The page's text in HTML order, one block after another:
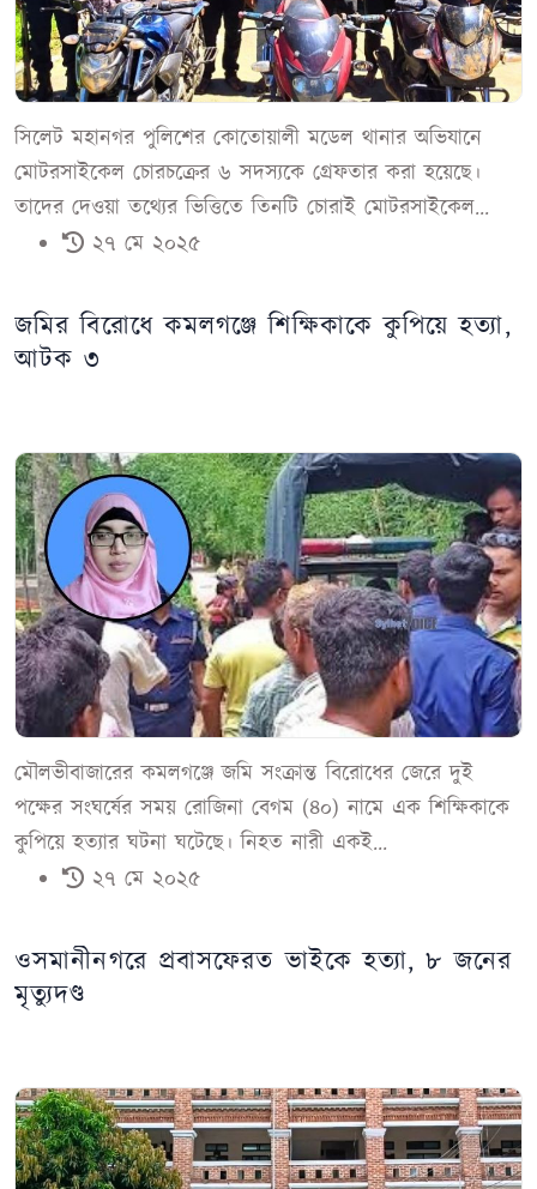
সিলেট মহানগর পুলিশের কোতোয়ালী মডেল থানার অভিযানে
মোটরসাইকেল চোরচক্রের ৬ সদস্যকে গ্রেফতার করা হয়েছে।
তাদের দেওয়া তথ্যের ভিত্তিতে তিনটি চোরাই মোটরসাইকেল...
২৭ মে ২০২৫
জমির বিরোধে কমলগঞ্জে শিক্ষিকাকে কুপিয়ে হত্যা,
আটক ৩
মৌলভীবাজারের কমলগঞ্জে জমি সংক্রান্ত বিরোধের জেরে দুই
পক্ষের সংঘর্ষের সময় রোজিনা বেগম (৪০) নামে এক শিক্ষিকাকে
কুপিয়ে হত্যার ঘটনা ঘটেছে। নিহত নারী একই...
২৭ মে ২০২৫
ওসমানীনগরে প্রবাসফেরত ভাইকে হত্যা, ৮ জনের
মৃত্যুদণ্ড